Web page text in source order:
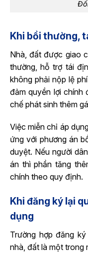
Khi bồi thường,
Nhà, đất được giao
thường, hỗ trợ tái
không phải nộp lệ
đảm quyền lợi chính
chế phát sinh thêm
Việc miễn chỉ áp
ứng với phương án
duyệt. Nếu người
án thì phần tăng
chính theo quy định.
Khi đăng ký lại
dụng
Trường hợp đăng
nhà, đất là một trong